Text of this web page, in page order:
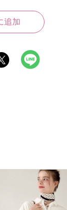
追加